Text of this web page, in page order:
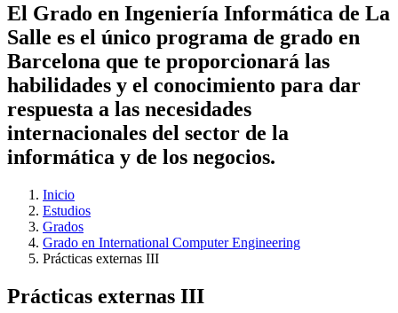
El Grado en Ingeniería Informática de La
Salle es el único programa de grado en
Barcelona que te proporcionará las
habilidades y el conocimiento para dar
respuesta a las necesidades
internacionales del sector de la
informática y de los negocios.
Inicio
Estudios
Grados
Grado en International Computer Engineering
Prácticas externas III
Prácticas externas III